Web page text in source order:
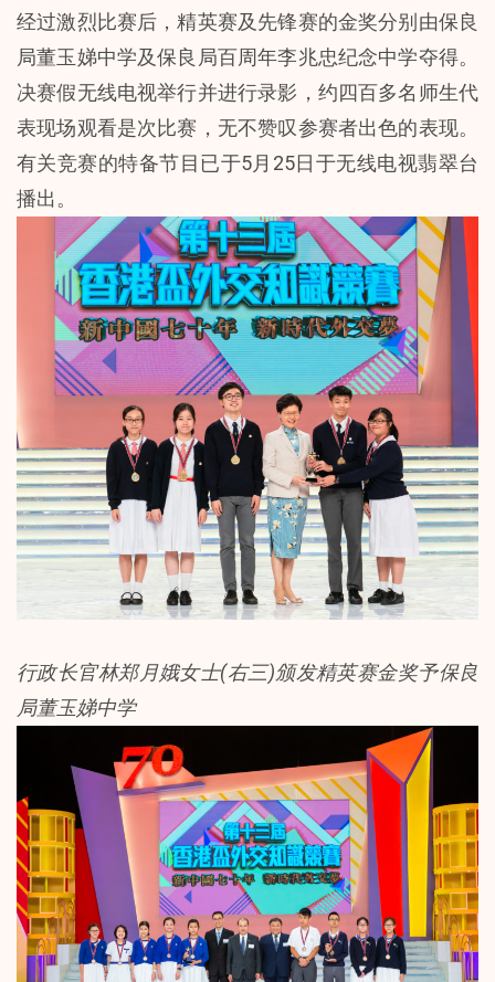
经过激烈比赛后，精英赛及先锋赛的金奖分别由保良
局董玉娣中学及保良局百周年李兆忠纪念中学夺得。
决赛假无线电视举行并进行录影，约四百多名师生代
表现场观看是次比赛，无不赞叹参赛者出色的表现。
有关竞赛的特备节目已于5月25日于无线电视翡翠台
播出。
行政长官林郑月娥女士(右三)颁发精英赛金奖予保良
局董玉娣中学